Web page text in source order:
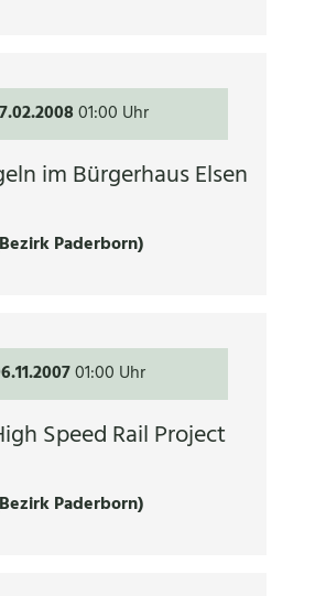
01:00 Uhr
im Bürgerhaus Elsen
Paderborn)
01:00 Uhr
Speed Rail Project
Paderborn)